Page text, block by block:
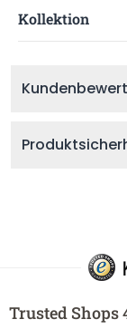
Kollektion
Trusted Shops